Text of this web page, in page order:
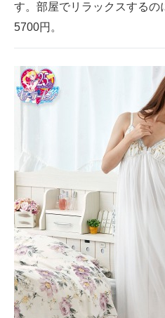
す。部屋でリラックスするの
5700円。